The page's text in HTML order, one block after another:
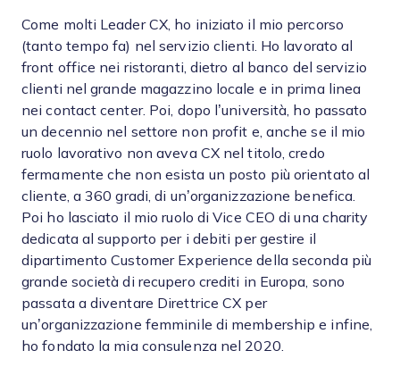
Come molti Leader CX, ho iniziato il mio percorso
(tanto tempo fa) nel servizio clienti. Ho lavorato al
front office nei ristoranti, dietro al banco del servizio
clienti nel grande magazzino locale e in prima linea
nei contact center. Poi, dopo l’università, ho passato
un decennio nel settore non profit e, anche se il mio
ruolo lavorativo non aveva CX nel titolo, credo
fermamente che non esista un posto più orientato al
cliente, a 360 gradi, di un’organizzazione benefica.
Poi ho lasciato il mio ruolo di Vice CEO di una charity
dedicata al supporto per i debiti per gestire il
dipartimento Customer Experience della seconda più
grande società di recupero crediti in Europa, sono
passata a diventare Direttrice CX per
un’organizzazione femminile di membership e infine,
ho fondato la mia consulenza nel 2020.